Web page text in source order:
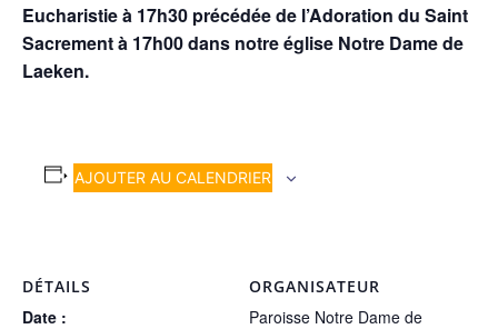
Eucharistie à 17h30 précédée de l’Adoration du Saint
Sacrement à 17h00 dans notre église Notre Dame de
Laeken.
AJOUTER AU CALENDRIER
DÉTAILS
Date :
ORGANISATEUR
Paroisse Notre Dame de